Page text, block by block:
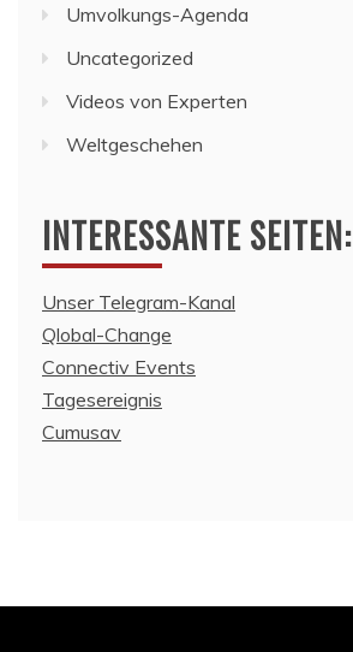
Umvolkungs-Agenda
Uncategorized
Videos von Experten
Weltgeschehen
INTERESSANTE SEITEN:
Unser Telegram-Kanal
Qlobal-Change
Connectiv Events
Tagesereignis
Cumusav